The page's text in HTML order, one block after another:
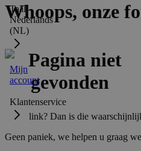
Taal:
Nederlands
(NL)
Mijn
account
Klantenservice
Whoops, onze
link? Dan is die
Geen paniek, we helpen u graag